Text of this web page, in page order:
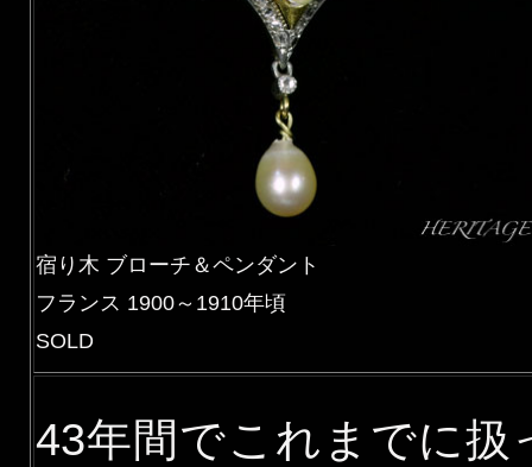
宿り木 ブローチ＆ペンダント
フランス 1900～1910年頃
SOLD
43年間でこれまでに